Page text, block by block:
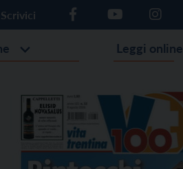
Scrivici
Leggi online